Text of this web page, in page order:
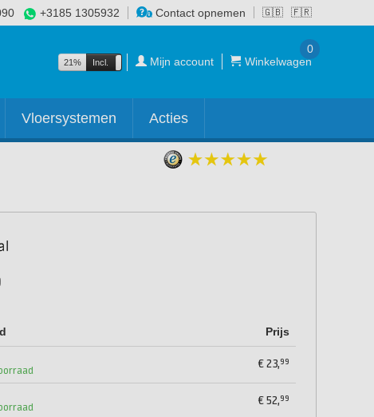
🇬🇧 🇫🇷
+3185 1305932 Contact opnemen
21% Incl. Excl. Mijn account Winkelwagen
0
Vloersystemen Acties
Prijs
€23,99
€52,99